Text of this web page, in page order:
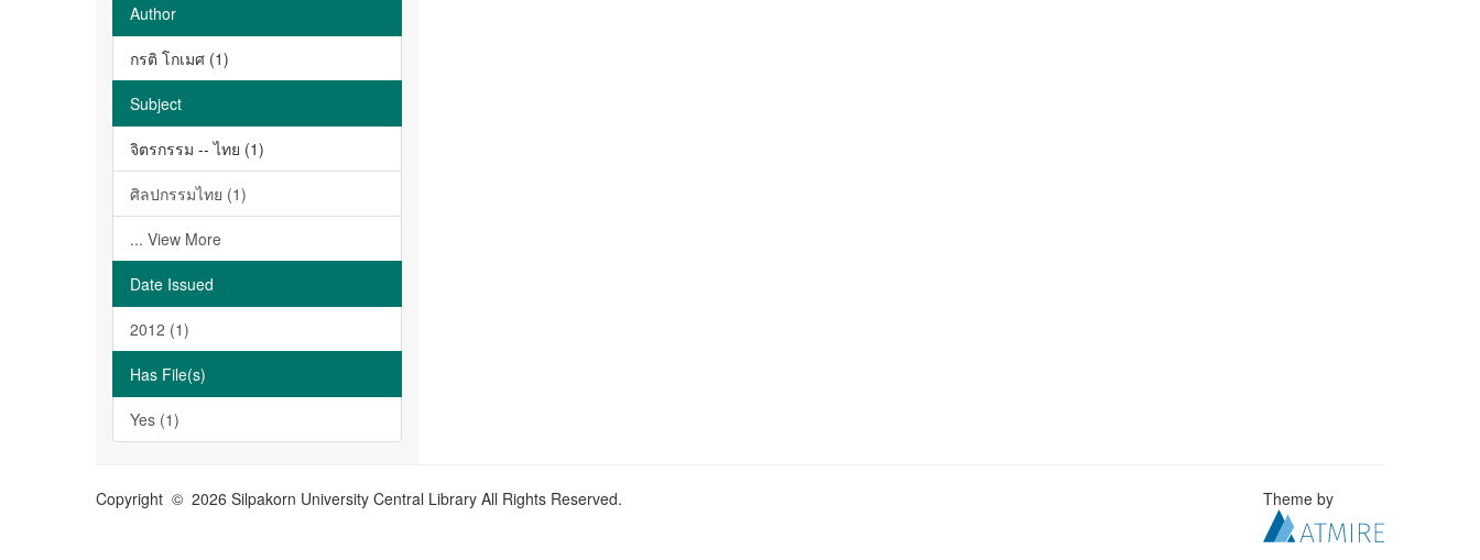
Author
กรติ โกเมศ (1)
Subject
จิตรกรรม -- ไทย (1)
ศิลปกรรมไทย (1)
... View More
Date Issued
2012 (1)
Has File(s)
Yes (1)
Copyright © 2026 Silpakorn University Central Library All Rights Reserved. Theme by